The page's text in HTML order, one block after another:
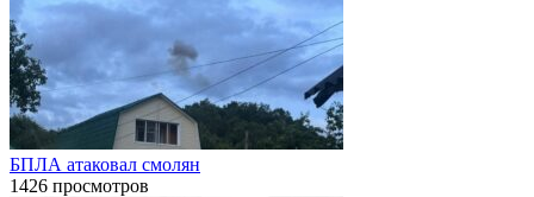
БПЛА атаковал смолян
1426 просмотров